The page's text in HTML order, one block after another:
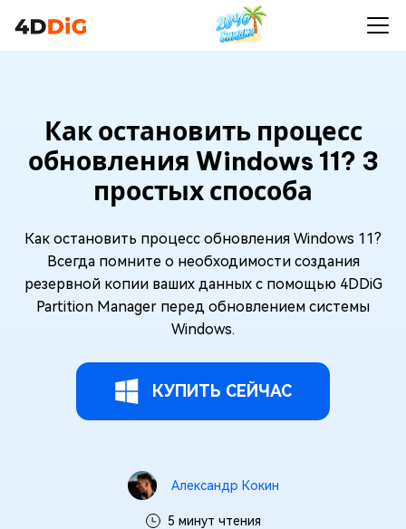
Как остановить процесс
обновления Windows 11? 3
простых способа
Как остановить процесс обновления Windows 11?
Всегда помните о необходимости создания
резервной копии ваших данных с помощью 4DDiG
Partition Manager перед обновлением системы
Windows.
КУПИТЬ СЕЙЧАС
Александр Кокин
5 минут чтения